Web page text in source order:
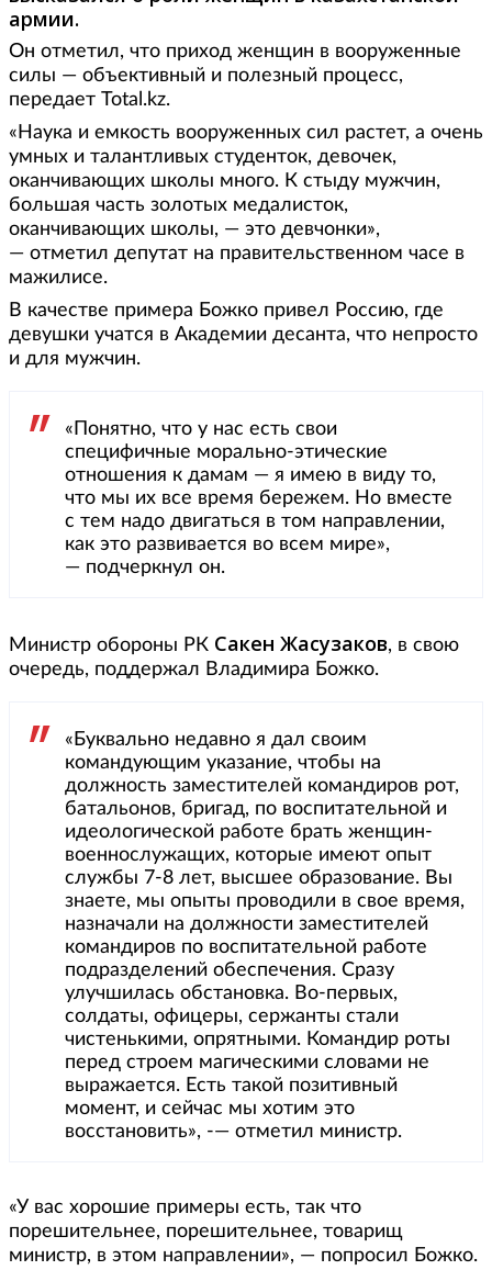
армии.
Он отметил, что приход женщин в вооруженные
силы — объективный и полезный процесс,
передает Total.kz.
«Наука и емкость вооруженных сил растет, а очень
умных и талантливых студенток, девочек,
оканчивающих школы много. К стыду мужчин,
большая часть золотых медалисток,
оканчивающих школы, — это девчонки»,
— отметил депутат на правительственном часе в
мажилисе.
В качестве примера Божко привел Россию, где
девушки учатся в Академии десанта, что непросто
и для мужчин.
«Понятно, что у нас есть свои
специфичные морально-этические
отношения к дамам — я имею в виду то,
что мы их все время бережем. Но вместе
с тем надо двигаться в том направлении,
как это развивается во всем мире»,
— подчеркнул он.
Министр обороны РК Сакен Жасузаков, в свою
очередь, поддержал Владимира Божко.
«Буквально недавно я дал своим
командующим указание, чтобы на
должность заместителей командиров рот,
батальонов, бригад, по воспитательной и
идеологической работе брать женщин-
военнослужащих, которые имеют опыт
службы 7-8 лет, высшее образование. Вы
знаете, мы опыты проводили в свое время,
назначали на должности заместителей
командиров по воспитательной работе
подразделений обеспечения. Сразу
улучшилась обстановка. Во-первых,
солдаты, офицеры, сержанты стали
чистенькими, опрятными. Командир роты
перед строем магическими словами не
выражается. Есть такой позитивный
момент, и сейчас мы хотим это
восстановить», -— отметил министр.
«У вас хорошие примеры есть, так что
порешительнее, порешительнее, товарищ
министр, в этом направлении», — попросил Божко.